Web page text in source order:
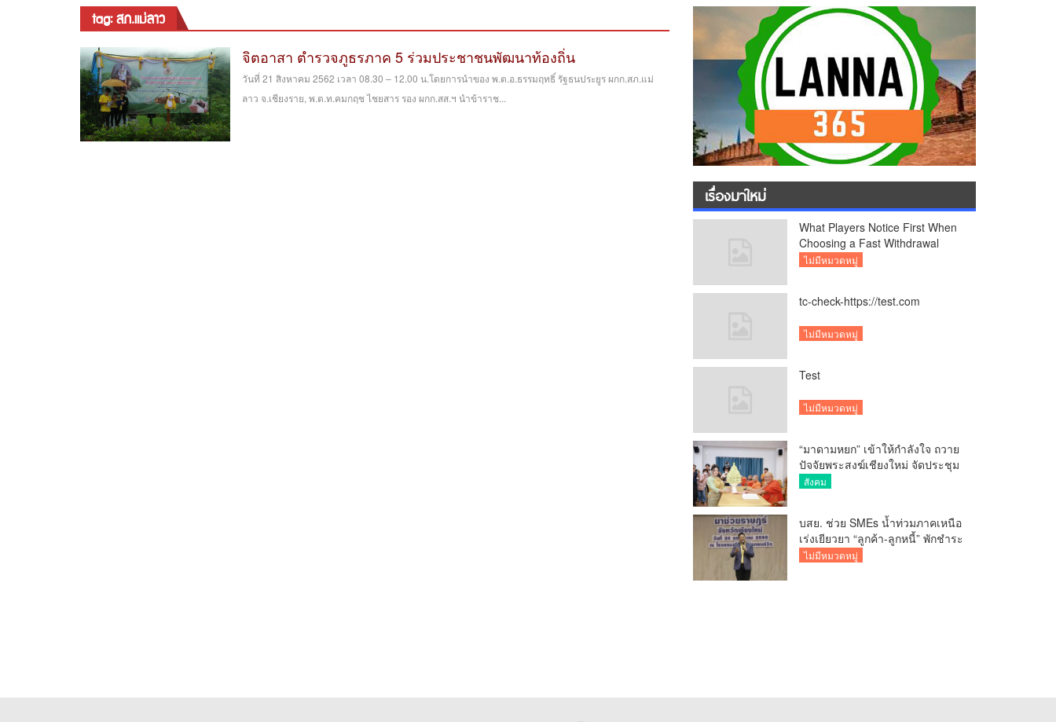
tag: สภ.แม่ลาว
จิตอาสา ตำรวจภูธรภาค 5 ร่วมประชาชนพัฒนาท้องถิ่น
วันที่ 21 สิงหาคม 2562 เวลา 08.30 – 12.00 น.โดยการนำของ พ.ต.อ.ธรรมฤทธิ์ รัฐธนประยูร ผกก.สภ.แม่
ลาว จ.เชียงราย, พ.ต.ท.คมกฤช ไชยสาร รอง ผกก.สส.ฯ นำข้าราช...
เรื่องมาใหม่
What Players Notice First When
Choosing a Fast Withdrawal
Casino UK
ไม่มีหมวดหมู่
tc-check-https://test.com
ไม่มีหมวดหมู่
Test
ไม่มีหมวดหมู่
“มาดามหยก” เข้าให้กำลังใจ ถวาย
ปัจจัยพระสงฆ์เชียงใหม่ จัดประชุม
ทำบัญชีรายรับรายจ่ายของวัด กว่า
สังคม
บสย. ช่วย SMEs น้ำท่วมภาคเหนือ
เร่งเยียวยา “ลูกค้า-ลูกหนี้” พักชำระ
ค่าธรรมเนียม-ค่างวด
ไม่มีหมวดหมู่